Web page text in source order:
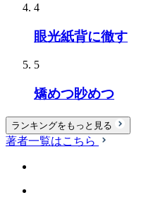
4
眼光紙背に徹す
5
矯めつ眇めつ
ランキングをもっと見る
著者一覧はこちら